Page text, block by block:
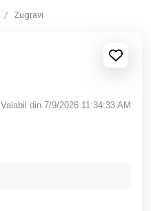
Zugravi
Valabil din 7/9/2026 11:34:33 AM